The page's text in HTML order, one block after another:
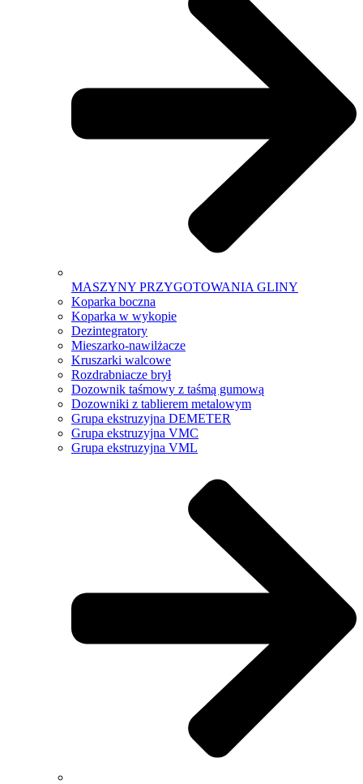
MASZYNY PRZYGOTOWANIA GLINY
Koparka boczna
Koparka w wykopie
Dezintegratory
Mieszarko-nawilżacze
Kruszarki walcowe
Rozdrabniacze brył
Dozownik taśmowy z taśmą gumową
Dozowniki z tablierem metalowym
Grupa ekstruzyjna DEMETER
Grupa ekstruzyjna VMC
Grupa ekstruzyjna VML